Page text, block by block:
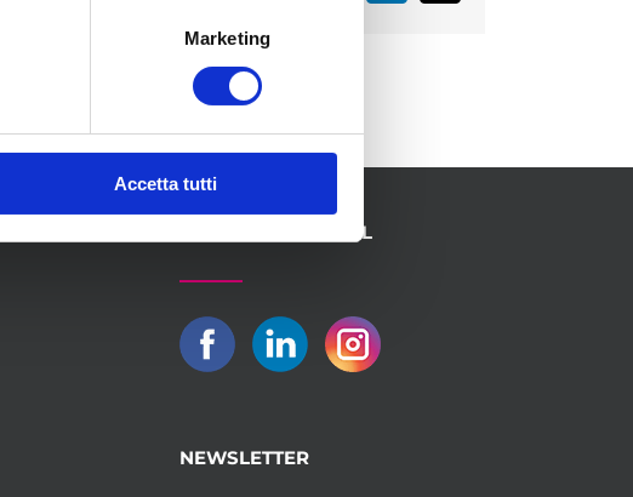
Marketing
Accetta tutti
SEGUICI SUI SOCIAL
NEWSLETTER